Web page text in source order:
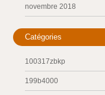
novembre 2018
Catégories
100317zbkp
199b4000